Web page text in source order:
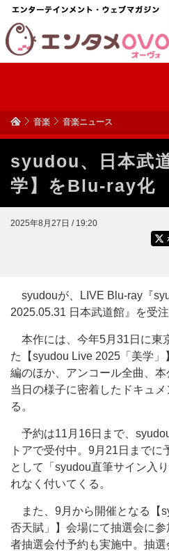
音楽 音楽ニュース
syudou、日本武
学】をBlu-ray化
2025年8月27日 / 19:20
syudouが、LIVE Blu-ray『
2025.05.31 日本武道館』を受
本作には、今年5月31日に東
た【syudou Live 2025「美学
編のほか、アンコール全曲、
当日の様子に密着したドキュ
る。
予約は11月16日まで、
トアで受付中。9月21日まで
として「syudou直筆サイン入
れなく付いてくる。
また、9月から開催となる【
否天賦」】会場にて抽選会に
者抽選会付予約も実施中。抽